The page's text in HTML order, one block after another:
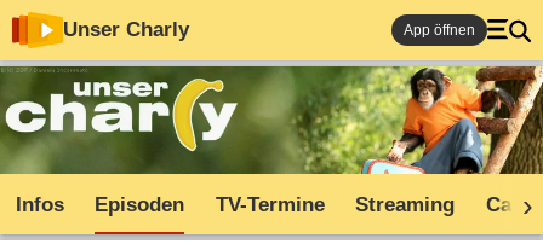
Unser Charly App öffnen
Infos Episoden TV-Termine Streaming Cast